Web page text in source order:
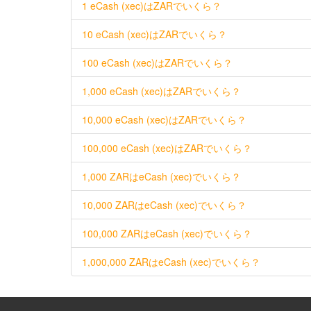
1 eCash (xec)はZARでいくら？
10 eCash (xec)はZARでいくら？
100 eCash (xec)はZARでいくら？
1,000 eCash (xec)はZARでいくら？
10,000 eCash (xec)はZARでいくら？
100,000 eCash (xec)はZARでいくら？
1,000 ZARはeCash (xec)でいくら？
10,000 ZARはeCash (xec)でいくら？
100,000 ZARはeCash (xec)でいくら？
1,000,000 ZARはeCash (xec)でいくら？